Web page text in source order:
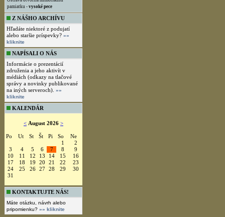
pamiatku - vysoké pece
Z NÁŠHO ARCHÍVU
Hľadáte niektoré z podujatí
alebo staršie príspevky? »»
kliknite
NAPÍSALI O NÁS
Informácie o prezentácií
združenia a jeho aktivít v
médiách (odkazy na tlačové
správy a novinky publikované
na iných serveroch). »»
kliknite
KALENDÁR
< August 2026 >
Po Ut St Št Pi So
Ne
1
2
3
4 5 6 7 8
9
10
11 12 13 14 15
16
17
18 19 20 21 22
23
24
25 26 27 28 29
30
31
KONTAKTUJTE NÁS!
Máte otázku, návrh alebo
pripomienku? »» kliknite